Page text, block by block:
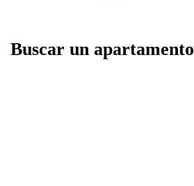
Buscar un apartamento